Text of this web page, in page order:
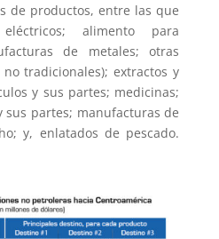
de productos, entre las que
alimento para
de metales; otras
tradicionales); extractos y
y sus partes; medicinas;
partes; manufacturas de
y, enlatados de pescado.